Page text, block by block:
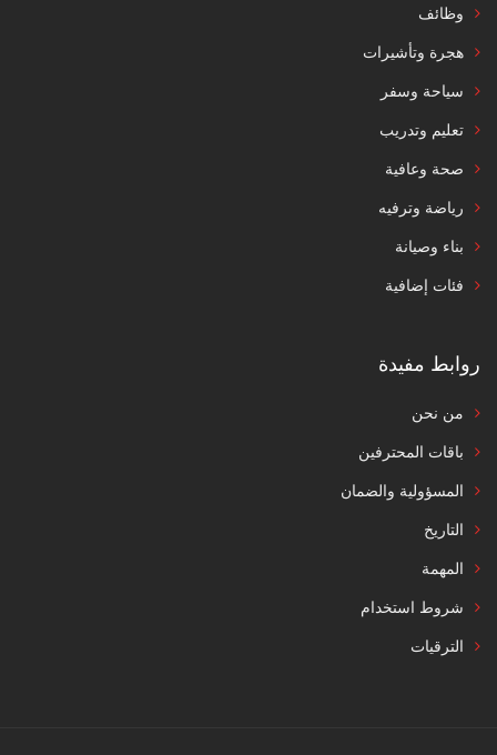
وظائف
هجرة وتأشيرات
سياحة وسفر
تعليم وتدريب
صحة وعافية
رياضة وترفيه
بناء وصيانة
فئات إضافية
روابط مفيدة
من نحن
باقات المحترفين
المسؤولية والضمان
التاريخ
المهمة
شروط استخدام
الترقيات